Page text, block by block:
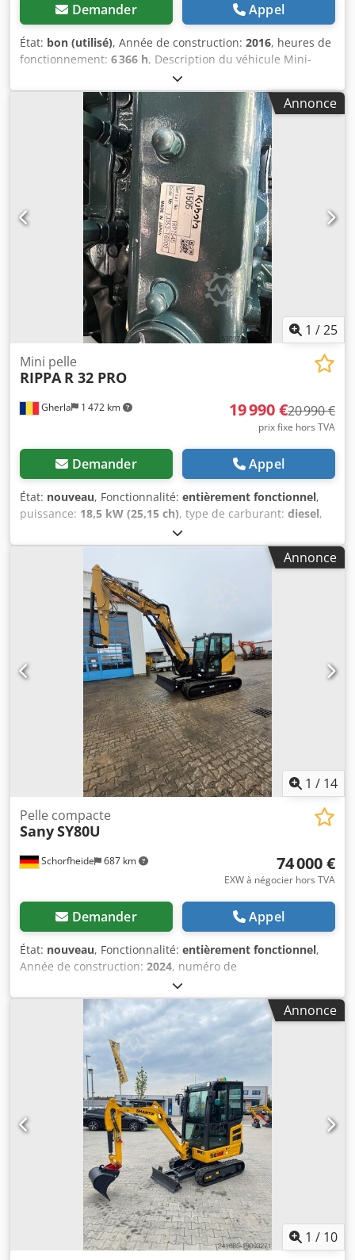
Demander Appel
État: bon (utilisé), Année de construction: 2016, heures de
fonctionnement: 6 366 h, Description du véhicule Mini-
pelle Midi-pelle TAKEUCHI TB 260 année de construction
2016 selon. Compteur 6.366 heures Djdpfx Aerynu Eeiiskr
32,4 KW 5.735 KG - attache rapide hydr. - toutes les
conduites - 2 godets - nouveau godet de talus hydr. ! -
Climat - phares supplémentaires - vitres teintées - prêt à
l'emploi - peu de jeu sur les boulons et les douilles Prix de
vente : 36.900,-- net livraison avantageuse également
Annonce
1 /25
Gherla 1 472 km
Mini pelle
RIPPA R 32 PRO
19 990 €20 990 €
prix fixe hors TVA
Demander Appel
État: nouveau, Fonctionnalité: entièrement fonctionnel,
puissance: 18,5 kW (25,15 ch), type de carburant: diesel,
, poids en ordre de marche:
de construction:2025, Mini-pelle neuve RIPPA R 32 Pro,
moteur japonais Kubota, 4 cylindres, 18,5 kw, émission
Euro 5, Tier 4 Stage V, installation picker, climatisation,
caméra mansalier, année de fabrication 2025, attache
rapide, godet incliné 1000 mm, garantie. Dksdewlvzujpfx
Annonce
1 / 14
Schorfheide 687 km
Pelle compacte
SanySY80U
74 000 €
EXW à négocier hors TVA
Demander Appel
État: nouveau, Fonctionnalité: entièrement fonctionnel,
Année de construction: 2024, numéro de
SY008CE0693K8
: 2024 Puissance du moteur : 73 ch (53,7 kW) Dedpfx Aisv
Nix Aoijkr Poids en ordre de marche environ 8 800 kg
Moteur Yanmar, Stage V, environ 73 ch, 202 Nm, 3 319 cm³
Détection de charge hydraulique, max. 185 l/min 1. circuit
de commande supplémentaire proportionnel GRL/Hammer
sur joystick 1 2. circuit de commande supplémentaire
proportionnel pince sur joystick 2 Soupapes de sécurité
pour le bras et la flèche avec indicateur de surcharge
Circuit hydraulique à attache rapide double effet Frein
pivotant 2 vitesses de conduite Protection du cylindre sur
le bras Force d'arrachement du godet ISO 56 kN Force de
déchirure de la poignée ISO 38 kN Cabine ROPS Flèche
réglable, balancier 2 050 mm Lame de bulldozer Chenilles
en caoutchouc 450 mm Interrupteur principal de la
batterie Alarme de conduite et gyrophare Interrupteur
d'arrêt d'urgence du moteur 2x phares LED sur le toit
Annonce
1 / 10